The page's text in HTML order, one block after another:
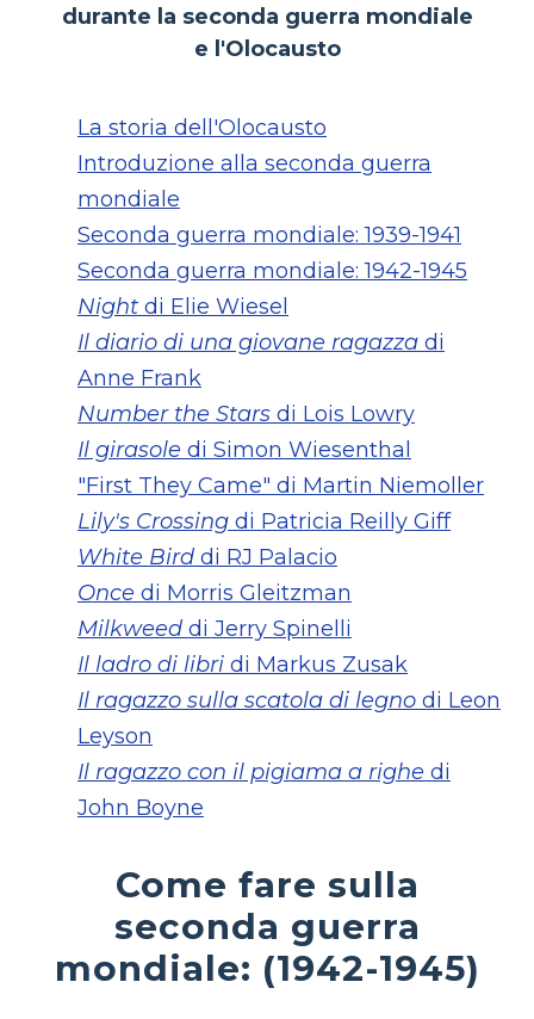
durante la seconda guerra mondiale
e l'Olocausto
La storia dell'Olocausto
Introduzione alla seconda guerra
mondiale
Seconda guerra mondiale: 1939-1941
Seconda guerra mondiale: 1942-1945
Night di Elie Wiesel
Il diario di una giovane ragazza di
Anne Frank
Number the Stars di Lois Lowry
Il girasole di Simon Wiesenthal
"First They Came" di Martin Niemoller
Lily's Crossing di Patricia Reilly Giff
White Bird di RJ Palacio
Once di Morris Gleitzman
Milkweed di Jerry Spinelli
Il ladro di libri di Markus Zusak
Il ragazzo sulla scatola di legno di Leon
Leyson
Il ragazzo con il pigiama a righe di
John Boyne
Come fare sulla
seconda guerra
mondiale: (1942-1945)